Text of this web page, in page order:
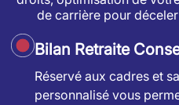
de carrière pour
Bilan Retraite
Réservé aux cadres et
personnalisé vous